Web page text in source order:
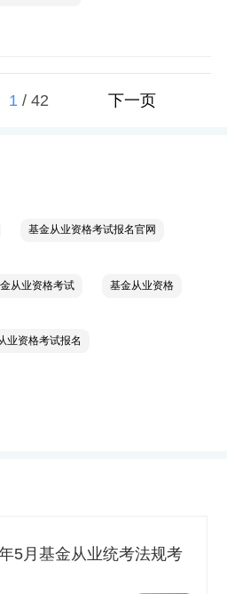
1 / 42 下一页
基金从业资格考试报名官网
从业资格考试 基金从业资格
业资格考试报名